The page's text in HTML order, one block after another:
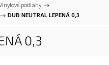
podlahy /
/ DUB NEUTRAL LEPENÁ 0,3
0,3